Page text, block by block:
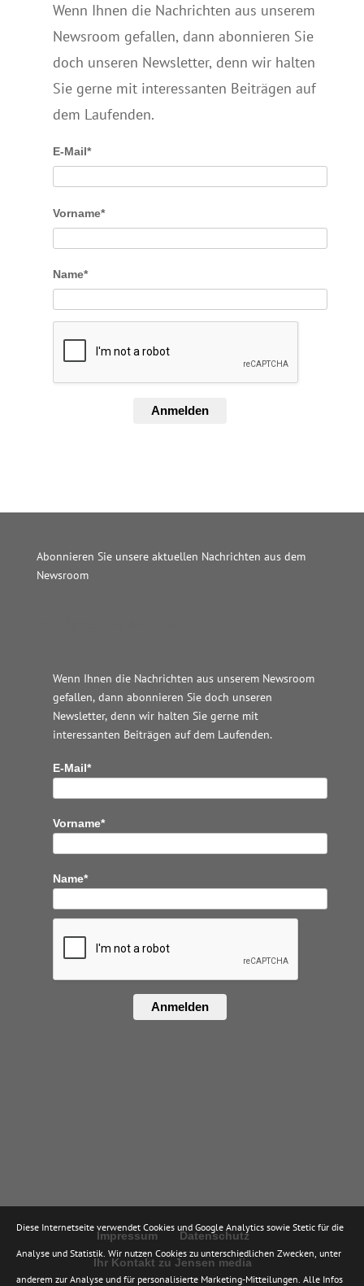
Wenn Ihnen die Nachrichten aus unserem
Newsroom gefallen, dann abonnieren Sie
doch unseren Newsletter, denn wir halten
Sie gerne mit interessanten Beiträgen auf
dem Laufenden.
E-Mail*
Vorname*
Name*
Anmelden
Abonnieren Sie unsere aktuellen Nachrichten aus dem
Newsroom
Wenn Ihnen die Nachrichten aus unserem Newsroom
gefallen, dann abonnieren Sie doch unseren
Newsletter, denn wir halten Sie gerne mit
interessanten Beiträgen auf dem Laufenden.
E-Mail*
Vorname*
Name*
Anmelden
Impressum Datenschutz
Ihr Kontakt zu Jensen media
Diese Internetseite verwendet Cookies und Google Analytics sowie Stetic für die
Analyse und Statistik. Wir nutzen Cookies zu unterschiedlichen Zwecken, unter
anderem zur Analyse und für personalisierte Marketing-Mitteilungen. Alle Infos